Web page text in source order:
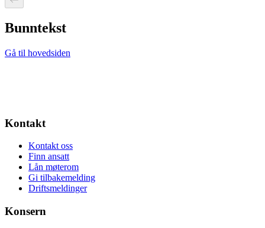
Bunntekst
Gå til hovedsiden
Kontakt
Kontakt oss
Finn ansatt
Lån møterom
Gi tilbakemelding
Driftsmeldinger
Konsern